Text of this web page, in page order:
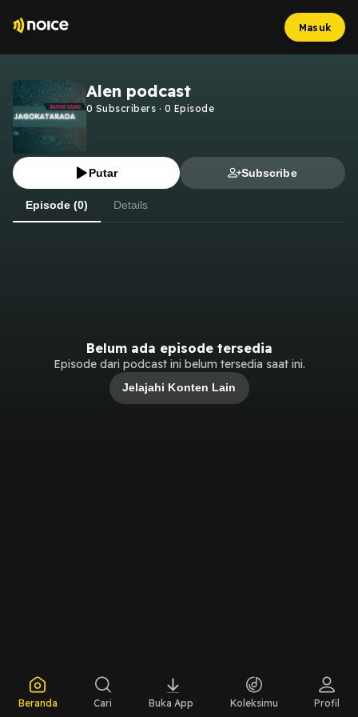
Masuk
Alen podcast
0 Subscribers · 0 Episode
Putar Subscribe
Episode (0) Details
Belum ada episode tersedia
Episode dari podcast ini belum tersedia saat ini.
Jelajahi Konten Lain
Beranda Cari Buka App Koleksimu Profil